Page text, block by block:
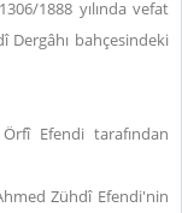
1888 yılında vefat
bahçesindeki
Efendi tarafından
Zühdî Efendi'nin